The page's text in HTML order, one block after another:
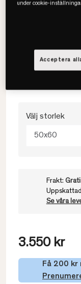
• Medelmjuk
• 70% anddun,
Välj storlek
50x60
Frakt:
Se våra
3.550 kr
Få 200 kr
under cookie-
Acceptera